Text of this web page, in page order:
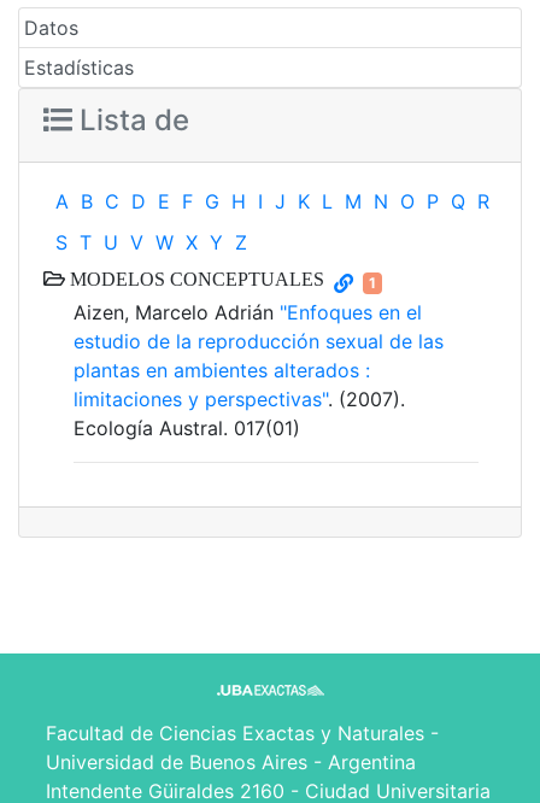
Datos
Estadísticas
Lista de
A B C D E F G H I J K L M N O P Q R
S T U V W X Y Z
MODELOS CONCEPTUALES 1
Aizen, Marcelo Adrián "Enfoques en el
estudio de la reproducción sexual de las
plantas en ambientes alterados :
limitaciones y perspectivas". (2007).
Ecología Austral. 017(01)
Facultad de Ciencias Exactas y Naturales -
Universidad de Buenos Aires - Argentina
Intendente Güiraldes 2160 - Ciudad Universitaria